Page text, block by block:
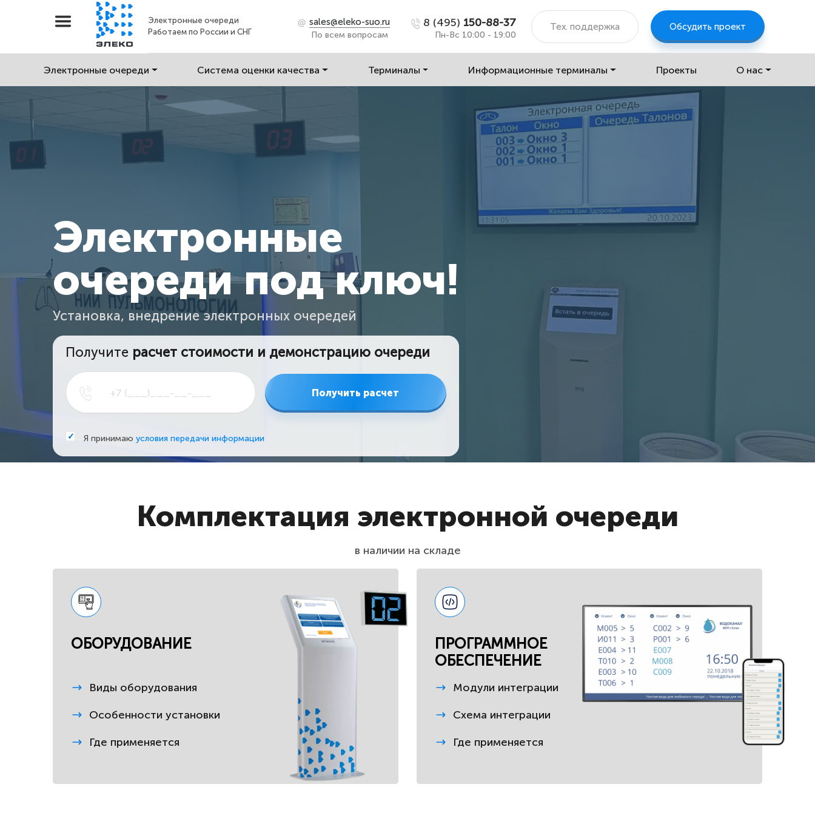
Электронные очереди
Работаем по России и СНГ
sales@eleko-suo.ru
По всем вопросам
8 (495) 150-88-37
Пн-Вс 10:00 - 19:00
Тех. поддержка Обсудить проект
Электронные очереди Система оценки качества Терминалы Информационные терминалы Проекты О нас
Электронные
очереди под ключ!
Установка, внедрение электронных очередей
Получите расчет стоимости и демонстрацию очереди
Получить расчет
Я принимаю условия передачи информации
Комплектация электронной очереди
в наличии на складе
ОБОРУДОВАНИЕ
Виды оборудования
Особенности установки
Где применяется
ПРОГРАММНОЕ
ОБЕСПЕЧЕНИЕ
Модули интеграции
Схема интеграции
Где применяется